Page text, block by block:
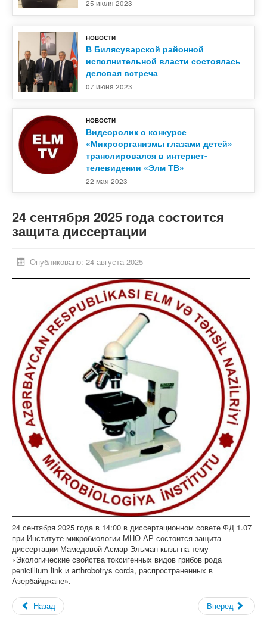
25 июля 2023
НОВОСТИ
В Билясуварской районной
исполнительной власти состоялась
деловая встреча
07 июня 2023
НОВОСТИ
Видеоролик о конкурсе
«Микроорганизмы глазами детей»
транслировался в интернет-
телевидении «Элм ТВ»
22 мая 2023
24 сентября 2025 года состоится
защита диссертации
Опубликовано: 24 августа 2025
24 сентября 2025 года в 14:00 в диссертационном совете ФД 1.07
при Институте микробиологии МНО АР состоится защита
диссертации Мамедовой Асмар Эльман кызы на тему
«Экологические свойства токсигенных видов грибов рода
penicillium link и arthrobotrys corda, распространенных в
Азербайджане».
Назад Вперед